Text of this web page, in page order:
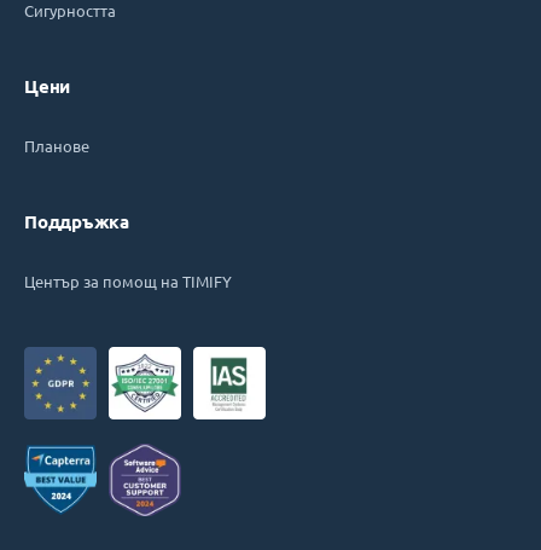
Сигурността
Цени
Планове
Поддръжка
Център за помощ на TIMIFY